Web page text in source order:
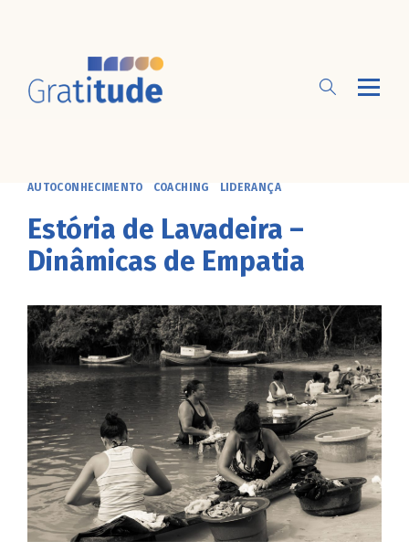
AUTOCONHECIMENTO COACHING LIDERANÇA
Estória de Lavadeira –
Dinâmicas de Empatia